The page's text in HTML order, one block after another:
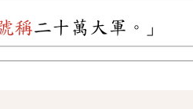
稱二十萬大軍。」